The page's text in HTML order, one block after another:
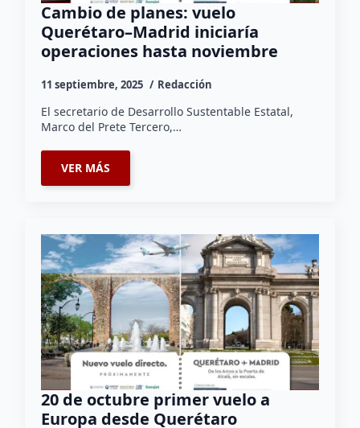
Cambio de planes: vuelo
Querétaro–Madrid iniciaría
operaciones hasta noviembre
11 septiembre, 2025 Redacción
El secretario de Desarrollo Sustentable Estatal,
Marco del Prete Tercero,…
VER MÁS
20 de octubre primer vuelo a
Europa desde Querétaro